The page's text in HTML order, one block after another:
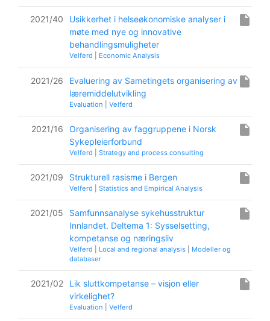
2021/40
Usikkerhet i helseøkonomiske analyser i
møte med nye og innovative
behandlingsmuligheter
Velferd Economic Analysis
insert_drive_file
2021/26
Evaluering av Sametingets organisering av
læremiddelutvikling
Evaluation Velferd
insert_drive_file
2021/16
Organisering av faggruppene i Norsk
Sykepleierforbund
Velferd Strategy and process consulting
insert_drive_file
2021/09 Strukturell rasisme i Bergen
Velferd Statistics and Empirical Analysis
insert_drive_file
2021/05
Samfunnsanalyse sykehusstruktur
Innlandet. Deltema 1: Sysselsetting,
kompetanse og næringsliv
Velferd Local and regional analysis
Modeller og
databaser
insert_drive_file
2021/02
Lik sluttkompetanse – visjon eller
virkelighet?
Evaluation Velferd
insert_drive_file